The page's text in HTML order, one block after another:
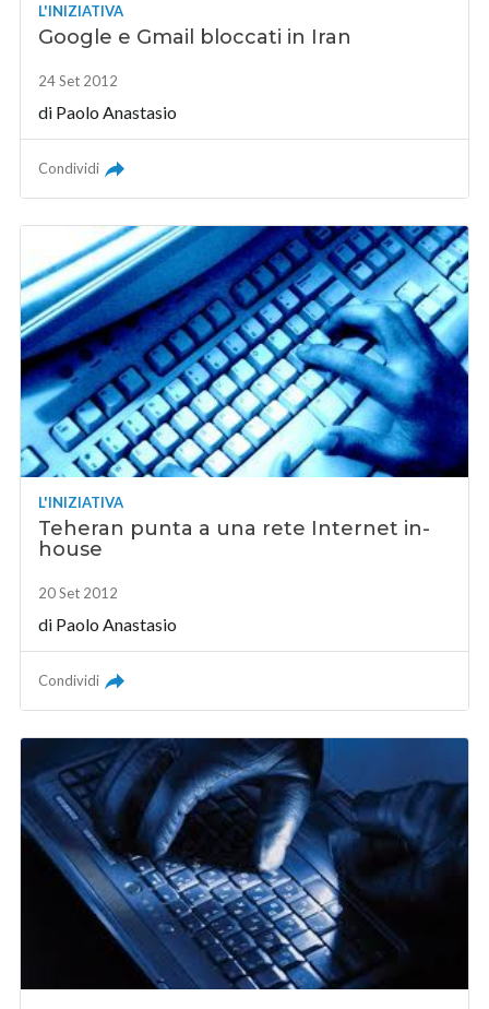
L'INIZIATIVA
Google e Gmail bloccati in Iran
24 Set 2012
di Paolo Anastasio
Condividi
L'INIZIATIVA
Teheran punta a una rete Internet in-
house
20 Set 2012
di Paolo Anastasio
Condividi